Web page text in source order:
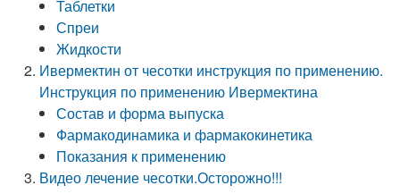
Таблетки
Спреи
Жидкости
Ивермектин от чесотки инструкция по применению.
Инструкция по применению Ивермектина
Состав и форма выпуска
Фармакодинамика и фармакокинетика
Показания к применению
Видео лечение чесотки.Осторожно!!!